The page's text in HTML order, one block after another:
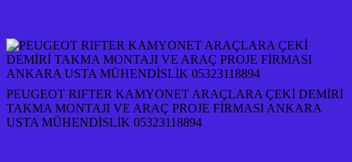
PEUGEOT RIFTER KAMYONET ARAÇLARA ÇEKİ DEMİRİ
TAKMA MONTAJI VE ARAÇ PROJE FİRMASI ANKARA
USTA MÜHENDİSLİK 05323118894